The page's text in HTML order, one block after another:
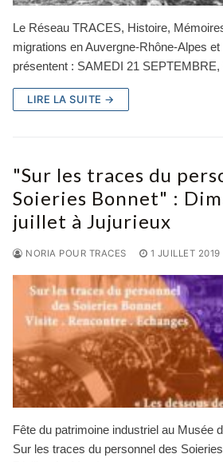
Le Réseau TRACES, Histoire,
migrations en Auvergne-Rhône-Alpes
présentent : SAMEDI 21
LIRE LA SUITE →
"Sur les traces du
Soieries Bonnet" :
juillet à Jujurieux
NORIA POUR TRACES 1 JUILLET 2019
Fête du patrimoine industriel au Musée
Sur les traces du personnel des